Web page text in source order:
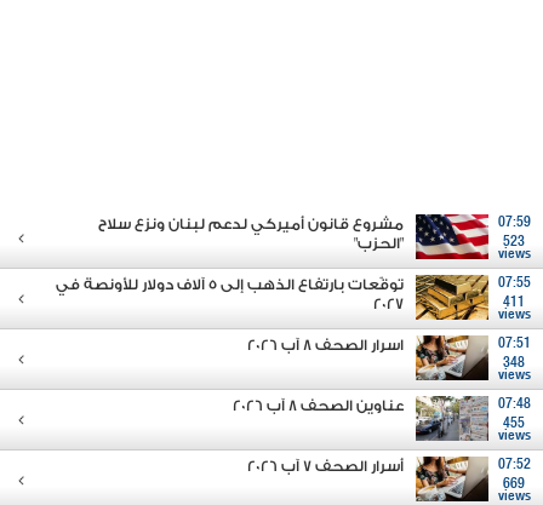
07:59
523
views
مشروع قانون أميركي لدعم لبنان ونزع سلاح
"الحزب"
07:55
411
views
توقّعات بارتفاع الذهب إلى 5 آلاف دولار للأونصة في
2027
07:51
348
views
اسرار الصحف 8 آب 2026
07:48
455
views
عناوين الصحف 8 آب 2026
07:52
669
views
أسرار الصحف 7 آب 2026